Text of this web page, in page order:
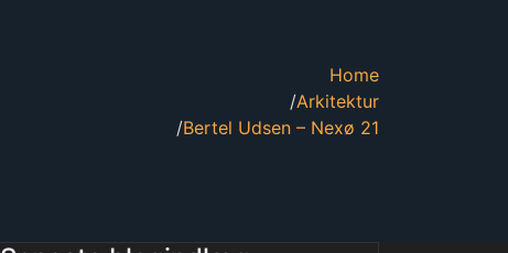
Home
Arkitektur
Bertel Udsen – Nexø 21